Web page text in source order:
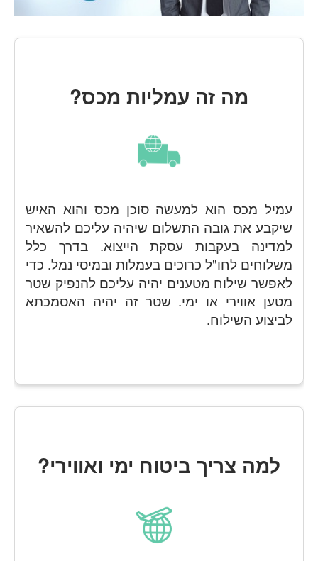
מה זה עמליות מכס?
עמיל מכס הוא למעשה סוכן מכס והוא האיש
שיקבע את גובה התשלום שיהיה עליכם להשאיר
למדינה בעקבות עסקת הייצוא. בדרך כלל
משלוחים לחו"ל כרוכים בעמלות ובמיסי נמל. כדי
לאפשר שילוח מטענים יהיה עליכם להנפיק שטר
מטען אווירי או ימי. שטר זה יהיה האסמכתא
לביצוע השילוח.
למה צריך ביטוח ימי ואווירי?